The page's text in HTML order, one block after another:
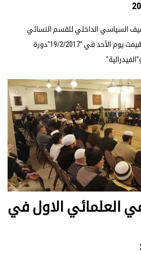
السياسي الداخلي للقسم النسائي
في الجماعة الإسلامية، أقيمت يوم الأحد في "19/2/2017"دورة
العلمائي الاول في